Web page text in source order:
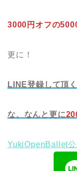
3000円オフの
更に！
LINE登録して頂く
な、なんと更に
YukiOpenBallet